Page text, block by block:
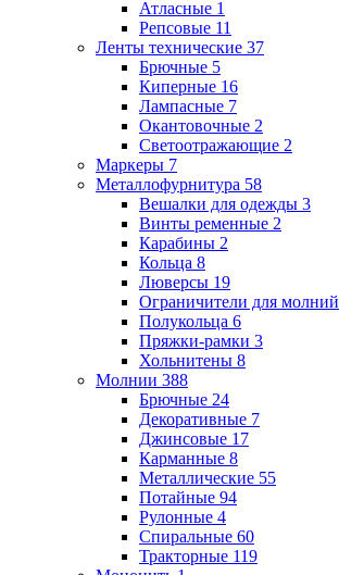
Атласные 1
Репсовые 11
Ленты технические 37
Брючные 5
Киперные 16
Лампасные 7
Окантовочные 2
Светоотражающие 2
Маркеры 7
Металлофурнитура 58
Вешалки для одежды 3
Винты ременные 2
Карабины 2
Кольца 8
Люверсы 19
Ограничители для молний
Полукольца 6
Пряжки-рамки 3
Хольнитены 8
Молнии 388
Брючные 24
Декоративные 7
Джинсовые 17
Карманные 8
Металлические 55
Потайные 94
Рулонные 4
Спиральные 60
Тракторные 119